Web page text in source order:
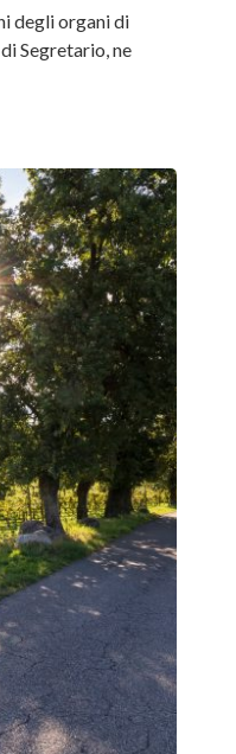
degli organi di
Segretario, ne